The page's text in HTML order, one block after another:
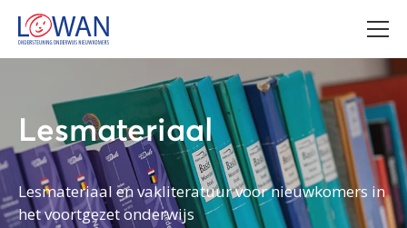
Lesmateriaal
Lesmateriaal en vakliteratuur voor nieuwkomers in
het voortgezet onderwijs